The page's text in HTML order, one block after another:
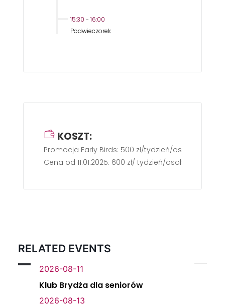
15:30 - 16:00
Podwieczorek
KOSZT:
Promocja Early Birds: 500 zł/tydzień/osoba
Cena od 11.01.2025: 600 zł/ tydzień/osoba
RELATED EVENTS
2026-08-11
Klub Brydża dla seniorów
2026-08-13